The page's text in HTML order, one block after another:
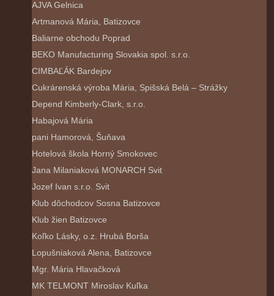
AJVA Gelnica
Artmanová Mária, Batizovce
Baliarne obchodu Poprad
BEKO Manufacturing Slovakia spol. s.r.o.
CIMBAĽÁK Bardejov
Cukrárenská výroba Mária, Spišská Belá – Strážky
Depend Kimberly-Clark, s.r.o.
Habajová Mária
pani Hamorová, Šuňava
Hotelová škola Horný Smokovec
Jana Milaniaková MONARCH Svit
Jozef Ivan s.r.o. Svit
Klub dôchodcov Sosna Batizovce
Klub žien Batizovce
Koľko Lásky, o.z. Hrubá Borša
Lopušniaková Alena, Batizovce
Mgr. Mária Hlavačková
MK TELMONT Miroslav Kuľka